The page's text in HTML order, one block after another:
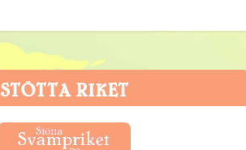
STÖTTA RIKET